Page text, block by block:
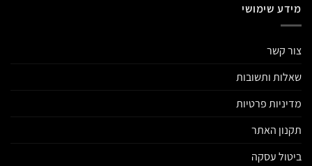
מידע שימושי
צור קשר
שאלות ותשובות
מדיניות פרטיות
תקנון האתר
ביטול עסקה